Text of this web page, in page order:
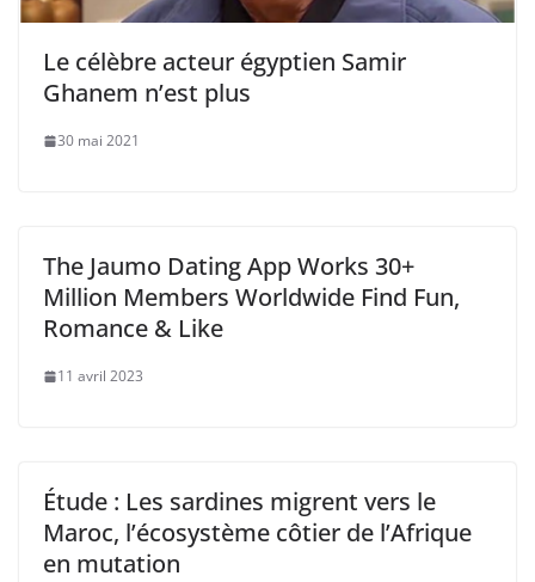
Le célèbre acteur égyptien Samir
Ghanem n’est plus
30 mai 2021
The Jaumo Dating App Works 30+
Million Members Worldwide Find Fun,
Romance & Like
11 avril 2023
Étude : Les sardines migrent vers le
Maroc, l’écosystème côtier de l’Afrique
en mutation